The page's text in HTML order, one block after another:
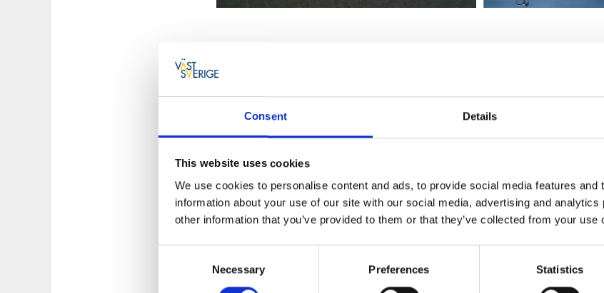
Consent Details
This website uses cookies
We use cookies to personalise content and ads, to provide social media features
information about your use of our site with our social media, advertising and
other information that you’ve provided to them or that they’ve collected from your use
Necessary Preferences Statistics
hos gästerna, men den är väldigt
lämpligt att ge sig ut. Därför driver Andy verksamhet även i ett antal
andra gäster. Man kan ta kortare eller längre turer efter behov.
Själva fisket handlar om catch and release, det vill säga fånga och släpp
– Men först vill alla ta en bild av sin storfångst. Det är viktigt för
ha med sig under resten av året.
då kan det handla om att vandra, cykla, paddla kanot eller annat. Små
Dalsland kan erbjuda och ofta nästan runt husknuten. På Sportfishing